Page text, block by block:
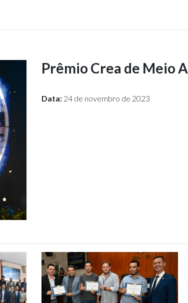
Prêmio Crea de Meio
Data:24 de novembro de 2023